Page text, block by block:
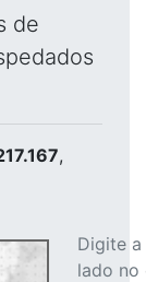
de
,
Digite
lado no